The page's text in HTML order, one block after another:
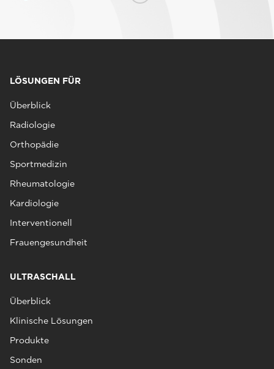
LÖSUNGEN FÜR
Überblick
Radiologie
Orthopädie
Sportmedizin
Rheumatologie
Kardiologie
Interventionell
Frauengesundheit
ULTRASCHALL
Überblick
Klinische Lösungen
Produkte
Sonden